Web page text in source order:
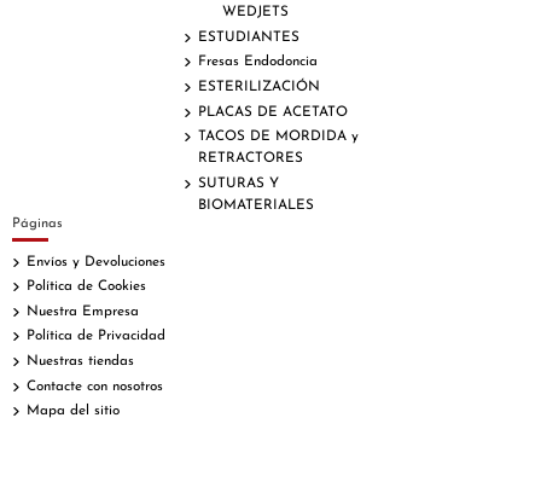
WEDJETS
ESTUDIANTES
Fresas Endodoncia
ESTERILIZACIÓN
PLACAS DE ACETATO
TACOS DE MORDIDA y
RETRACTORES
SUTURAS Y
BIOMATERIALES
Páginas
Envíos y Devoluciones
Política de Cookies
Nuestra Empresa
Política de Privacidad
Nuestras tiendas
Contacte con nosotros
Mapa del sitio